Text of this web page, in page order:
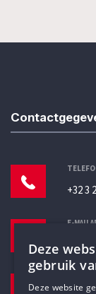
+32 3
E-
Deze
gebruik
Deze website